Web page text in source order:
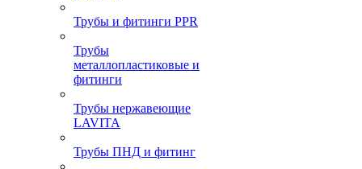
Трубы и фитинги PPR
Трубы
металлопластиковые и
фитинги
Трубы нержавеющие
LAVITA
Трубы ПНД и фитинг